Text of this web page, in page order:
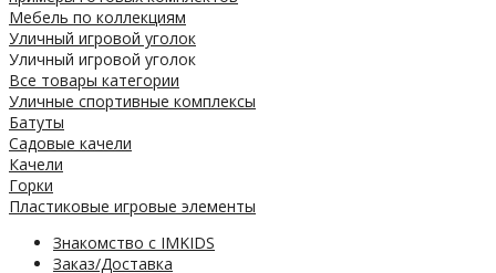
Мебель по коллекциям
Уличный игровой уголок
Уличный игровой уголок
Все товары категории
Уличные спортивные комплексы
Батуты
Садовые качели
Качели
Горки
Пластиковые игровые элементы
Знакомство с IMKIDS
Заказ/Доставка